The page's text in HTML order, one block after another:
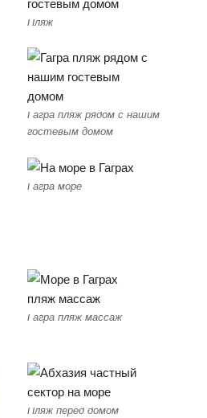
Пляж
Гагра пляж рядом с нашим
гостевым домом
Гагра море
Гагра пляж массаж
Пляж перед домом